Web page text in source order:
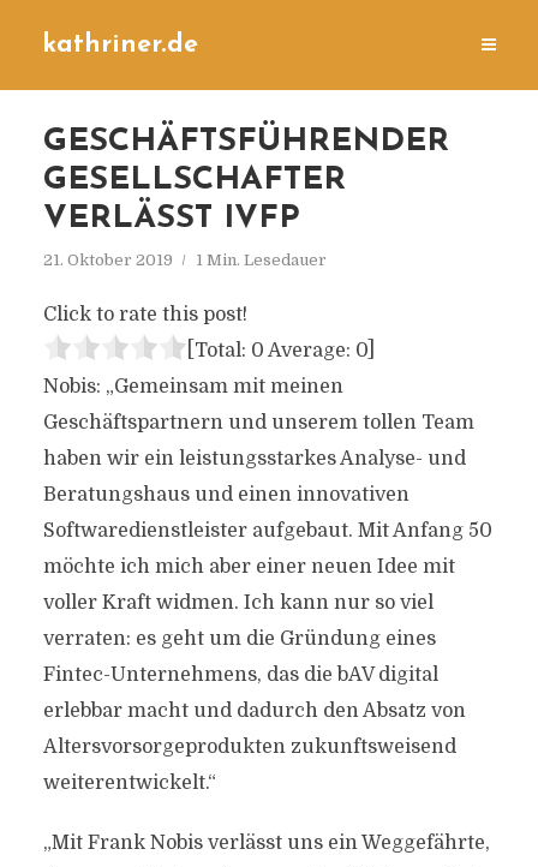
kathriner.de
GESCHÄFTSFÜHRENDER
GESELLSCHAFTER
VERLÄSST IVFP
21. Oktober 2019 1 Min. Lesedauer
Click to rate this post!
[Total: 0 Average: 0]
Nobis: „Gemeinsam mit meinen
Geschäftspartnern und unserem tollen Team
haben wir ein leistungsstarkes Analyse- und
Beratungshaus und einen innovativen
Softwaredienstleister aufgebaut. Mit Anfang 50
möchte ich mich aber einer neuen Idee mit
voller Kraft widmen. Ich kann nur so viel
verraten: es geht um die Gründung eines
Fintec-Unternehmens, das die bAV digital
erlebbar macht und dadurch den Absatz von
Altersvorsorgeprodukten zukunftsweisend
weiterentwickelt.“
„Mit Frank Nobis verlässt uns ein Weggefährte,